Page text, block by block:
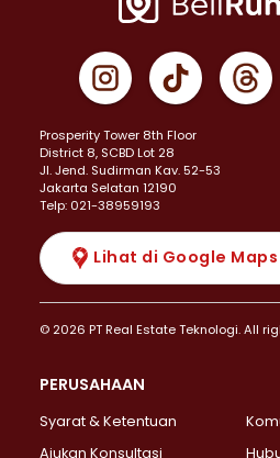
Prosperity Tower 8th Floor
District 8, SCBD Lot 28
JI. Jend. Sudirman Kav. 52-53
Jakarta Selatan 12190
Telp: 021-38959193
Lihat di Google Maps
© 2026 PT Real Estate Teknologi. All
PERUSAHAAN
Syarat & Ketentuan
Ajukan Konsultasi